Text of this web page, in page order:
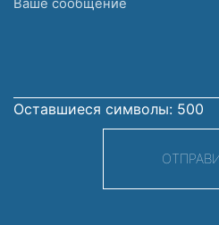
Оставшиеся символы: 500